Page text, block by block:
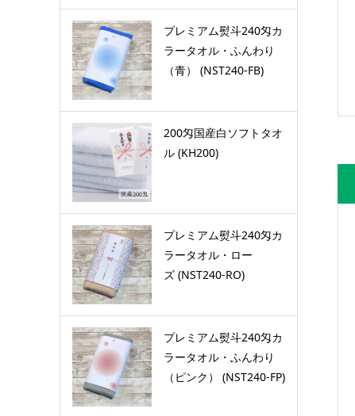
プレミアム熨斗240匁カ
ラータオル・ふんわり
（青） (NST240-FB)
200匁国産白ソフトタオ
ル (KH200)
プレミアム熨斗240匁カ
ラータオル・ロー
ズ (NST240-RO)
プレミアム熨斗240匁カ
ラータオル・ふんわり
（ピンク） (NST240-FP)